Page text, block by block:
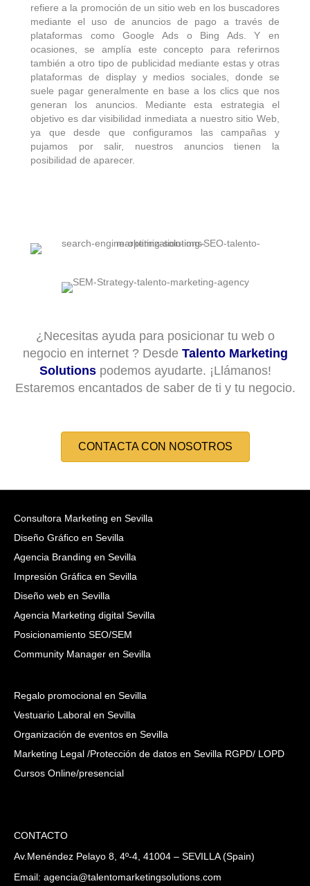
refiere a la promoción de un sitio web en los buscadores
mediante el uso de anuncios de pago a través de
plataformas como Google Ads o Bing Ads. Y en
ocasiones, se amplía este concepto para referirnos
también a otro tipo de publicidad mediante estas y otras
plataformas de display y medios sociales, donde se
suele pagar generalmente en base a los clics que nos
generan los anuncios. Mediante esta estrategia el
objetivo es dar visibilidad inmediata a nuestro sitio Web,
ya que desde que configuramos las campañas y
pujamos por salir, nuestros anuncios tienen la
posibilidad de aparecer.
¿Necesitas ayuda para posicionar tu web o
negocio en internet ? Desde Talento Marketing
Solutionspodemos ayudarte. ¡Llámanos!
Estaremos encantados de saber de ti y tu negocio.
CONTACTA CON NOSOTROS
Consultora Marketing en Sevilla
Diseño Gráfico en Sevilla
Agencia Branding en Sevilla
Impresión Gráfica en Sevilla
Diseño web en Sevilla
Agencia Marketing digital Sevilla
Posicionamiento SEO/SEM
Community Manager en Sevilla
Regalo promocional en Sevilla
Vestuario Laboral en Sevilla
Organización de eventos en Sevilla
Marketing Legal /Protección de datos en Sevilla RGPD/ LOPD
Cursos Online/presencial
CONTACTO
Av.Menéndez Pelayo 8, 4º-4, 41004 – SEVILLA (Spain)
Email: agencia@talentomarketingsolutions.com